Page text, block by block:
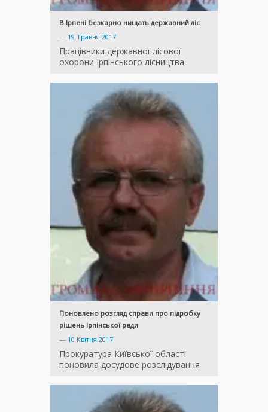
В Ірпені безкарно нищать державний ліс
— 19 Травня 2017
Працівники державної лісової
охорони Ірпінського лісництва
Поновлено розгляд справи про підробку
рішень Ірпінської ради
— 10 Квітня 2017
Прокуратура Київської області
поновила досудове розслідування